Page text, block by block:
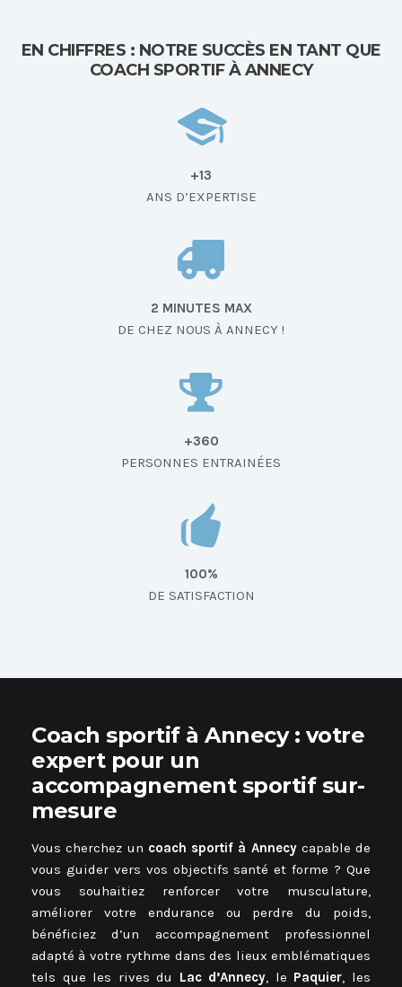
EN CHIFFRES : NOTRE SUCCÈS EN TANT QUE
COACH SPORTIF À ANNECY
+13
ANS D’EXPERTISE
2 MINUTES MAX
DE CHEZ NOUS À ANNECY !
+360
PERSONNES ENTRAINÉES
100%
DE SATISFACTION
Coach sportif à Annecy : votre
expert pour un
accompagnement sportif sur-
mesure
Vous cherchez un coach sportif à Annecycapable de
vous guider vers vos objectifs santé et forme ? Que
vous souhaitiez renforcer votre musculature,
améliorer votre endurance ou perdre du poids,
bénéficiez d’un accompagnement professionnel
adapté à votre rythme dans des lieux emblématiques
tels que les rives du Lac d’Annecy, le Paquier, les